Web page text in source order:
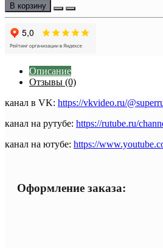
В корзину
Описание
Отзывы (0)
канал в VK: https://vkvideo.ru/
канал на рутубе: https://rutube.ru/
канал на ютубе: https://
Оформление заказа: